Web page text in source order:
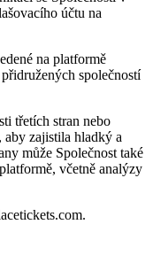
účtu na
na platformě
společností
třetích stran nebo
aby zajistila hladký a
může Společnost také
včetně analýzy